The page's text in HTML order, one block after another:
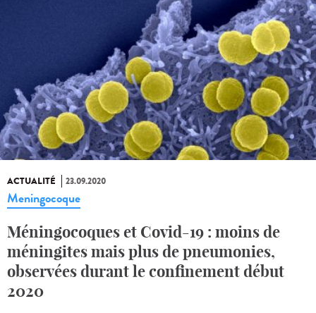
ACTUALITÉ 23.09.2020
Meningocoque
Méningocoques et Covid-19 : moins de
méningites mais plus de pneumonies,
observées durant le confinement début
2020